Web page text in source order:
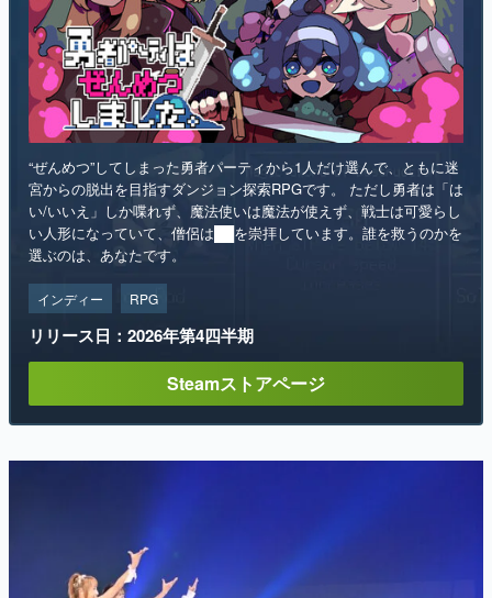
“ぜんめつ”してしまった勇者パーティから1人だけ選んで、ともに迷
宮からの脱出を目指すダンジョン探索RPGです。 ただし勇者は「は
い/いいえ」しか喋れず、魔法使いは魔法が使えず、戦士は可愛らし
い人形になっていて、僧侶は██を崇拝しています。誰を救うのかを
選ぶのは、あなたです。
インディー RPG
リリース日：2026年第4四半期
Steamストアページ